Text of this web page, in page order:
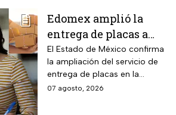
Edomex amplió la
entrega de placas a
domicilio a todo el
estado: los tres pasos
para reemplacar en
línea antes del 31 de
El Estado de México confirma
la ampliación del servicio de
entrega de placas en la
puerta del domicilio,
07 agosto, 2026